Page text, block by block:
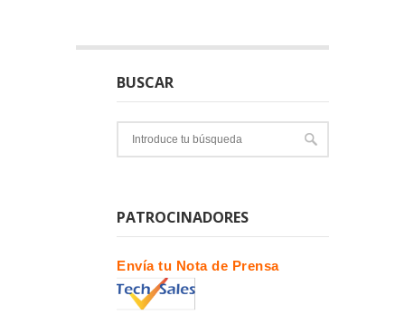
BUSCAR
PATROCINADORES
Envía tu Nota de Prensa